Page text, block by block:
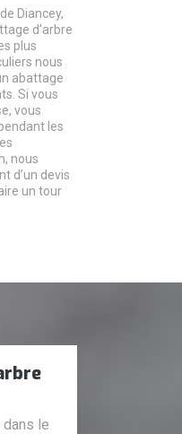
Diancey,
d’arbre
plus
nous
abattage
Si vous
vous
les
nous
d’un devis
un tour
le